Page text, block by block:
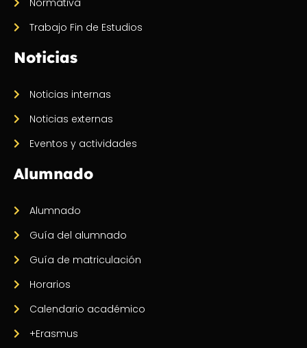
Trabajo Fin de Estudios
Noticias
Noticias internas
Noticias externas
Eventos y actividades
Alumnado
Alumnado
Guía del alumnado
Guía de matriculación
Horarios
Calendario académico
+Erasmus